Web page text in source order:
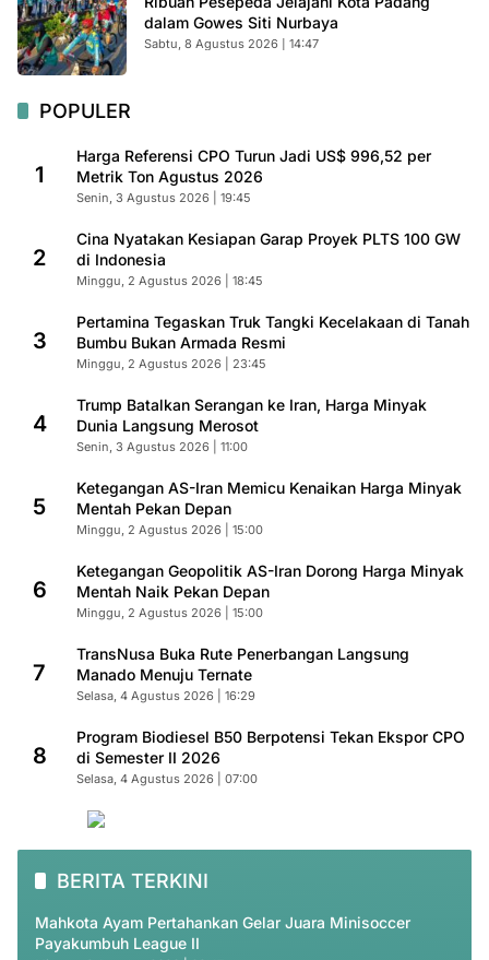
dalam Gowes Siti Nurbaya
Sabtu, 8 Agustus 2026 | 14:47
POPULER
1
Harga Referensi CPO Turun Jadi US$ 996,52 per
Metrik Ton Agustus 2026
Senin, 3 Agustus 2026 | 19:45
2
Cina Nyatakan Kesiapan Garap Proyek PLTS 100 GW
di Indonesia
Minggu, 2 Agustus 2026 | 18:45
3
Pertamina Tegaskan Truk Tangki Kecelakaan di Tanah
Bumbu Bukan Armada Resmi
Minggu, 2 Agustus 2026 | 23:45
4
Trump Batalkan Serangan ke Iran, Harga Minyak
Dunia Langsung Merosot
Senin, 3 Agustus 2026 | 11:00
5
Ketegangan AS-Iran Memicu Kenaikan Harga Minyak
Mentah Pekan Depan
Minggu, 2 Agustus 2026 | 15:00
6
Ketegangan Geopolitik AS-Iran Dorong Harga Minyak
Mentah Naik Pekan Depan
Minggu, 2 Agustus 2026 | 15:00
7
TransNusa Buka Rute Penerbangan Langsung
Manado Menuju Ternate
Selasa, 4 Agustus 2026 | 16:29
8
Program Biodiesel B50 Berpotensi Tekan Ekspor CPO
di Semester II 2026
Selasa, 4 Agustus 2026 | 07:00
BERITA TERKINI
Mahkota Ayam Pertahankan Gelar Juara Minisoccer
Payakumbuh League II